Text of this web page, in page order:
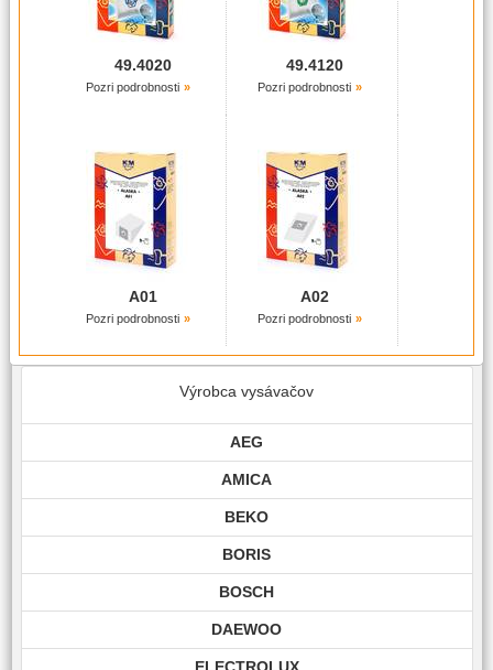
49.4020
Pozri podrobnosti
49.4120
Pozri podrobnosti
A01
Pozri podrobnosti
A02
Pozri podrobnosti
Výrobca vysávačov
AEG
AMICA
BEKO
BORIS
BOSCH
DAEWOO
ELECTROLUX